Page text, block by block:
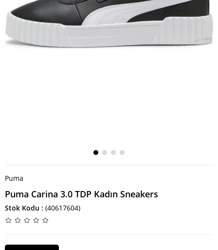
Puma
Puma Carina 3.0 TDP Kadın Sneakers
Stok Kodu (40617604)